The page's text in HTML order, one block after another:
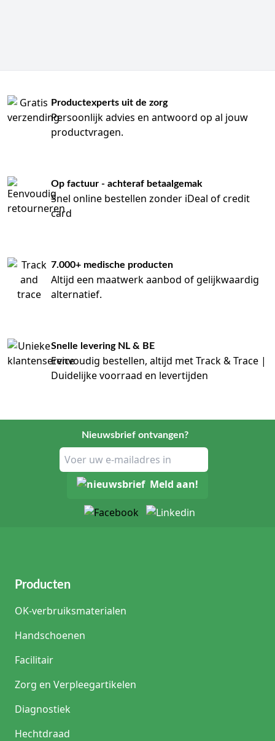
Productexperts uit de zorg
Persoonlijk advies en antwoord op al jouw
productvragen.
Op factuur - achteraf betaalgemak
Snel online bestellen zonder iDeal of credit
card
7.000+ medische producten
Altijd een maatwerk aanbod of gelijkwaardig
alternatief.
Snelle levering NL & BE
Eenvoudig bestellen, altijd met Track & Trace |
Duidelijke voorraad en levertijden
Nieuwsbrief ontvangen?
Meld aan!
Producten
OK-verbruiksmaterialen
Handschoenen
Facilitair
Zorg en Verpleegartikelen
Diagnostiek
Hechtdraad